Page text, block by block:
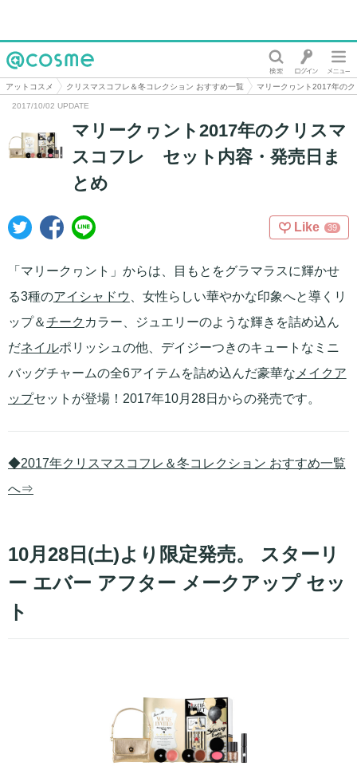
@cosme
アットコスメ クリスマスコフレ＆冬コレクション おすすめ一覧 マリークヮント2017年の
2017/10/02 UPDATE
マリークヮント2017年のクリスマ
スコフレ セット内容・発売日ま
とめ
Like 39
「マリークヮント」からは、目もとをグラマラスに輝かせ
る3種のアイシャドウ
、女性らしい華やかな印象へと導くリ
ップ＆チーク カラー、ジュエリーのような輝きを詰め込ん
だネイルポリッシュの他、デイジーつきのキュートなミニ
バッグチャームの全6アイテムを詰め込んだ豪華な メイクア
ップセットが登場！2017年10月28日からの発売です。
◆2017年クリスマスコフレ＆冬コレクション おすすめ一覧
へ⇒
10月28日(土)より限定発売。 スターリ
ー エバー アフター メークアップ セッ
ト